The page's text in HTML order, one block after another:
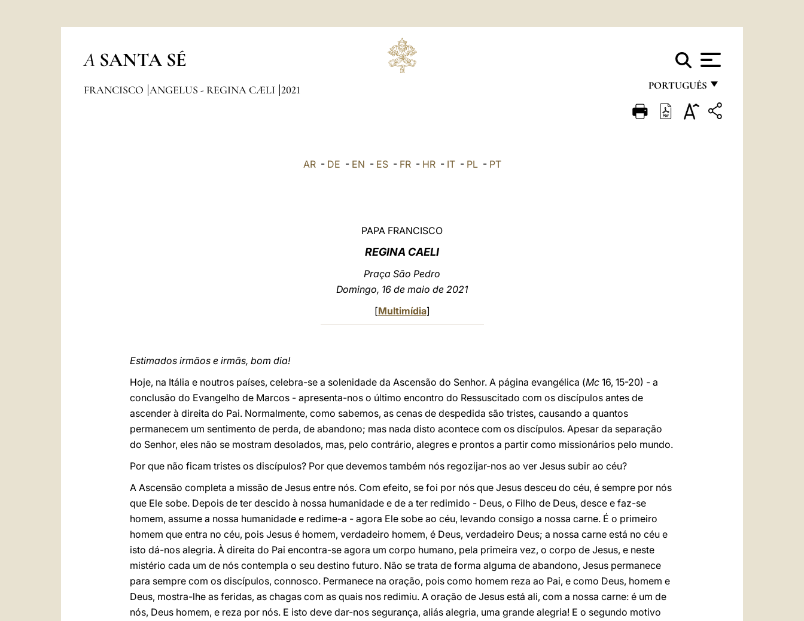
A SANTA SÉ
PORTUGUÊS
FRANÇAIS
FRANCISCO ANGELUS - REGINA CÆLI 2021
AR- DE - EN - ES- FR- HR- IT- PL- PT
PAPA FRANCISCO
REGINA CAELI
Praça São Pedro
Domingo, 16 de maio de 2021
[Multimídia]
Estimados irmãos e irmãs, bom dia!
Hoje, na Itália e noutros países, celebra-se a solenidade da Ascensão do Senhor. A página evangélica (Mc 16, 15-20) - a
conclusão do Evangelho de Marcos - apresenta-nos o último encontro do Ressuscitado com os discípulos antes de
ascender à direita do Pai. Normalmente, como sabemos, as cenas de despedida são tristes, causando a quantos
permanecem um sentimento de perda, de abandono; mas nada disto acontece com os discípulos. Apesar da separação
do Senhor, eles não se mostram desolados, mas, pelo contrário, alegres e prontos a partir como missionários pelo mundo.
Por que não ficam tristes os discípulos? Por que devemos também nós regozijar-nos ao ver Jesus subir ao céu?
A Ascensão completa a missão de Jesus entre nós. Com efeito, se foi por nós que Jesus desceu do céu, é sempre por nós
que Ele sobe. Depois de ter descido à nossa humanidade e de a ter redimido - Deus, o Filho de Deus, desce e faz-se
homem, assume a nossa humanidade e redime-a - agora Ele sobe ao céu, levando consigo a nossa carne. É o primeiro
homem que entra no céu, pois Jesus é homem, verdadeiro homem, é Deus, verdadeiro Deus; a nossa carne está no céu e
isto dá-nos alegria. À direita do Pai encontra-se agora um corpo humano, pela primeira vez, o corpo de Jesus, e neste
mistério cada um de nós contempla o seu destino futuro. Não se trata de forma alguma de abandono, Jesus permanece
para sempre com os discípulos, connosco. Permanece na oração, pois como homem reza ao Pai, e como Deus, homem e
Deus, mostra-lhe as feridas, as chagas com as quais nos redimiu. A oração de Jesus está ali, com a nossa carne: é um de
nós, Deus homem, e reza por nós. E isto deve dar-nos segurança, aliás alegria, uma grande alegria! E o segundo motivo